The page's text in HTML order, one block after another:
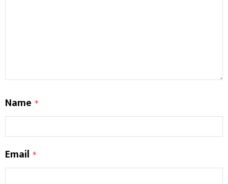
Name *
Email *